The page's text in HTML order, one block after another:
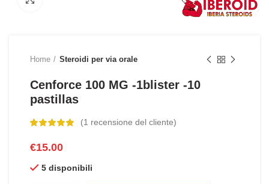
Home Steroidi per via orale
Cenforce 100 MG -1blister -10
pastillas
(1 recensione del cliente)
€15.00
5 disponibili